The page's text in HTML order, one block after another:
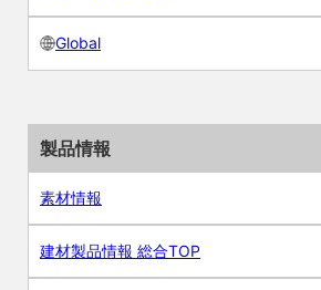
Global
製品情報
素材情報
建材製品情報 総合TOP